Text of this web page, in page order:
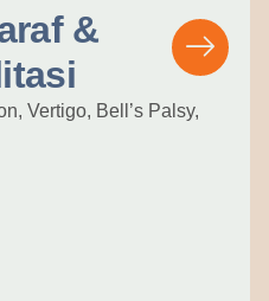
&
Vertigo, Bell’s Palsy,